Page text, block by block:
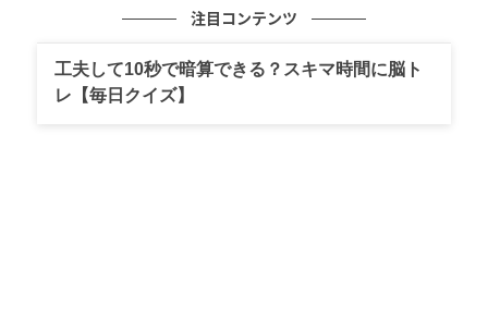
注目コンテンツ
工夫して10秒で暗算できる？スキマ時間に脳ト
レ【毎日クイズ】